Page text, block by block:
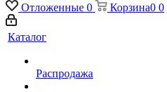
Отложенные 0 Корзина0 0
Каталог
Распродажа